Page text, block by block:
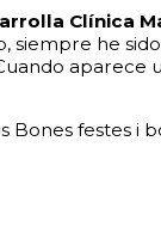
Clínica
siempre he
aparece
Bones festes i